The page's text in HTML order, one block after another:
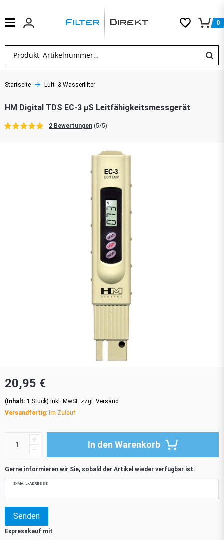
0
Startseite Luft- & Wasserfilter
HM Digital TDS EC-3 µS Leitfähigkeitsmessgerät
2 Bewertungen (5/5)
20,95 €
(Inhalt: 1 Stück) inkl. MwSt. zzgl. Versand
Versandfertig: Im Zulauf
In den Warenkorb
Gerne informieren wir Sie, sobald der Artikel wieder verfügbar ist.
E-MAIL-ADRESSE
Senden